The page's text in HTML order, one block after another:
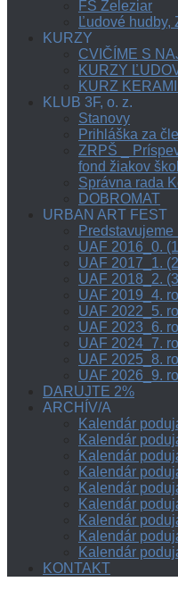
FS Železiar
Ľudové hudby,
KURZY
CVIČÍME S
KURZY
KURZ
KLUB 3F, o. z.
Stanovy
Prihláška za
ZRPŠ _
fond žiakov
Správna rada
DOBROMAT
URBAN ART FEST
UAF 2016_0.
UAF 2017_1.
UAF 2018_2.
UAF 2019_4.
UAF 2022_5.
UAF 2023_6.
UAF 2024_7.
UAF 2025_8.
UAF 2026_9.
DARUJTE 2%
ARCHÍV/A
Kalendár
Kalendár
Kalendár
Kalendár
Kalendár
Kalendár
Kalendár
Kalendár
Kalendár
KONTAKT